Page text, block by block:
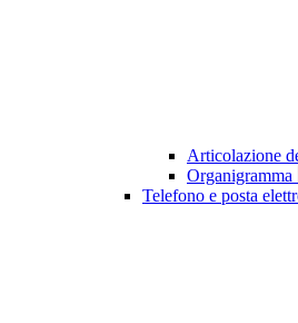
Articolazione
Organigramma
Telefono e posta